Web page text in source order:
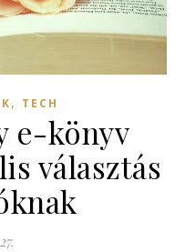
, TECH
e-könyv
választás